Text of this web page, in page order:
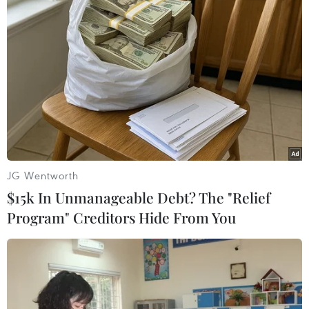
Một số nguyên liệu để làm món bún thang lươn. (Ảnh;
Trứng được tráng bằng chảo nhỏ và dày. Để
trứng chiên đủ độ mỏng, người ta không cho
dầu ăn thẳng vào chảo mà dùng một miếng mỡ
khổ quết một vòng quanh chảo nóng. Khi chảo
nóng già, bốc khói lên thì đổ trứng vào. Liệng
chảo một vòng cho trứng bám vào đáy chảo rồi
JG Wentworth
$15k In Unmanageable Debt? The "Relief
Program" Creditors Hide From You